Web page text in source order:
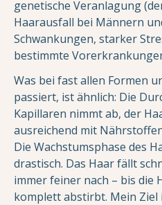
genetische Veranlagung
Haarausfall bei Männern
Schwankungen, starker
bestimmte
Was bei fast allen Formen
passiert, ist ähnlich: Die
Kapillaren nimmt ab, der
ausreichend mit
Die Wachstumsphase des
drastisch. Das Haar fällt
immer feiner nach – bis die
komplett abstirbt. Mein Ziel